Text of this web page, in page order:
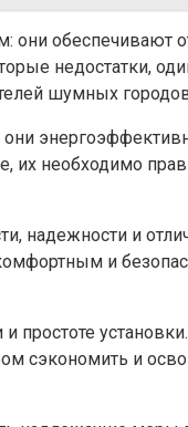
обеспечивают
недостатки,
шумных
их необходимо
надежности и
и
простоте
сэкономить и